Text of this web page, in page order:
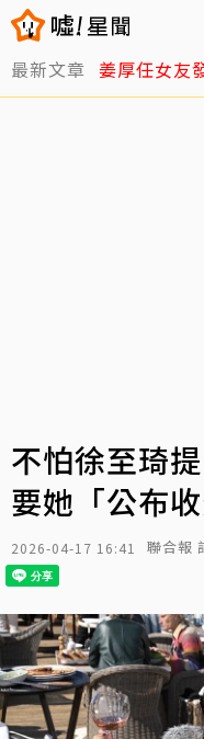
最新文章 姜厚任女友
不怕徐至琦
要她「公布收
2026-04-17 16:41 聯合報